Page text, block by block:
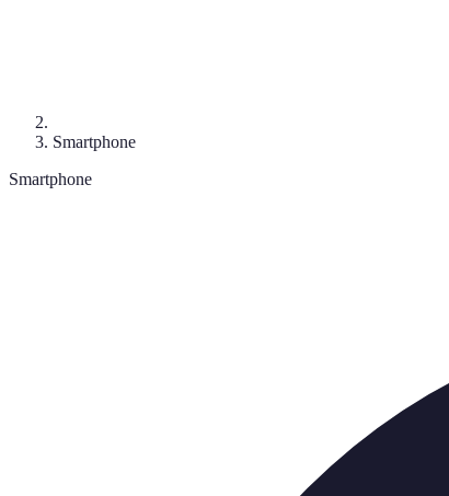
Smartphone
Smartphone